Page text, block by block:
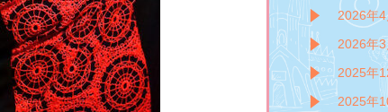
2026年
2026年
2025年
2025年